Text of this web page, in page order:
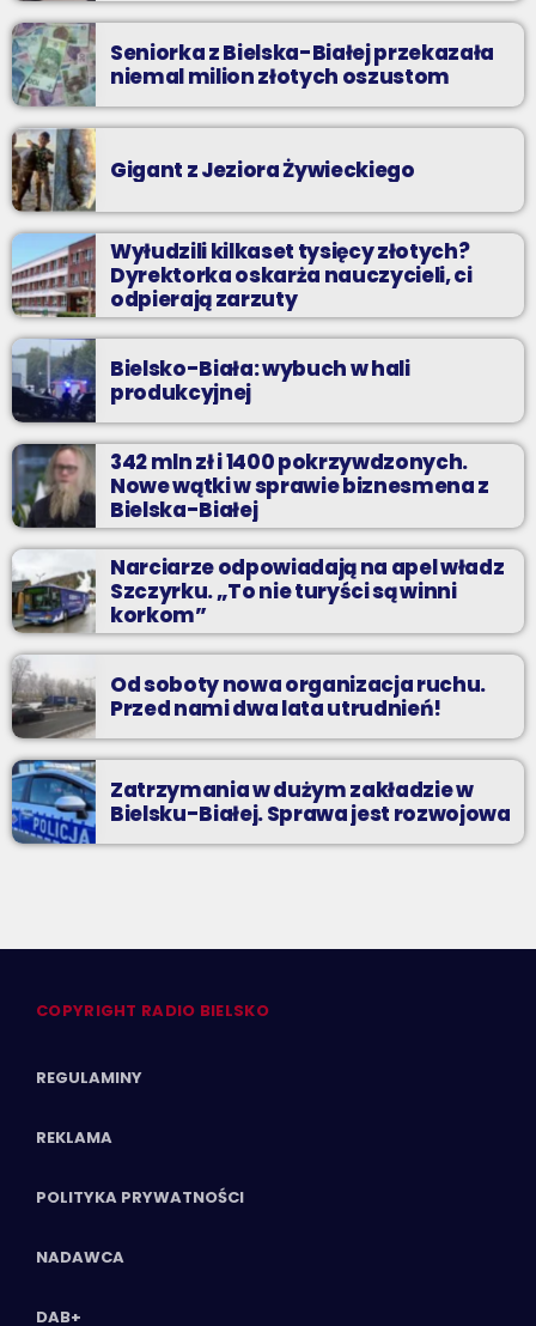
Seniorka z Bielska-Białej przekazała
niemal milion złotych oszustom
Gigant z Jeziora Żywieckiego
Wyłudzili kilkaset tysięcy złotych?
Dyrektorka oskarża nauczycieli, ci
odpierają zarzuty
Bielsko-Biała: wybuch w hali
produkcyjnej
342 mln zł i 1400 pokrzywdzonych.
Nowe wątki w sprawie biznesmena z
Bielska-Białej
Narciarze odpowiadają na apel władz
Szczyrku. „To nie turyści są winni
korkom”
Od soboty nowa organizacja ruchu.
Przed nami dwa lata utrudnień!
Zatrzymania w dużym zakładzie w
Bielsku-Białej. Sprawa jest rozwojowa
COPYRIGHT RADIO BIELSKO
REGULAMINY
REKLAMA
POLITYKA PRYWATNOŚCI
NADAWCA
DAB+